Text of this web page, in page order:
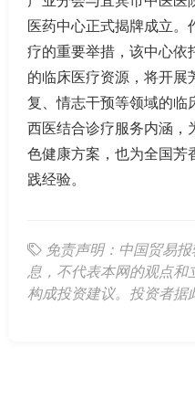
医药中心正式揭牌成立。
疗的重要举措，该中心依
的临床医疗资源，将开展
复、情志干预等领域的临
西医结合诊疗服务内涵，
色健康方案，也为全国芳
践经验。
免责声明：中国贸易
息，不代表本网的观点和
构成投资建议。投资者据